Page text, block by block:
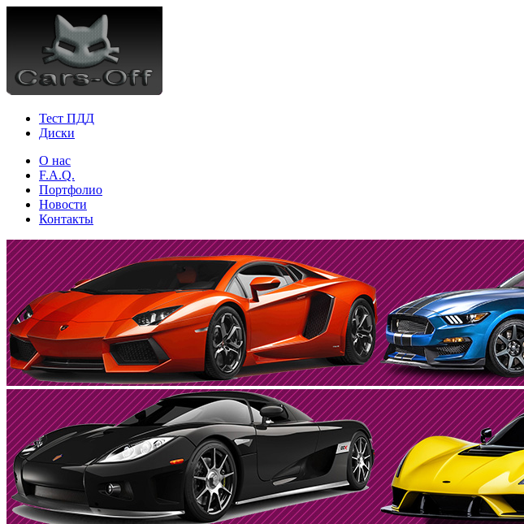
Тест ПДД
Диски
О нас
F.A.Q.
Портфолио
Новости
Контакты